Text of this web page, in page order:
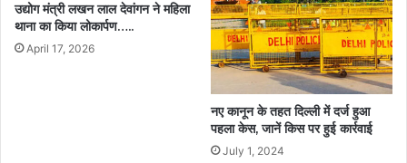
उद्योग मंत्री लखन लाल देवांगन ने महिला
थाना का किया लोकार्पण…..
April 17, 2026
नए कानून के तहत दिल्ली में दर्ज हुआ
पहला केस, जानें किस पर हुई कार्रवाई
July 1, 2024